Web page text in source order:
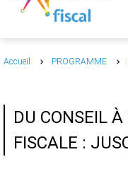
Accueil PROGRAMME
DU CONSEIL
FISCALE :